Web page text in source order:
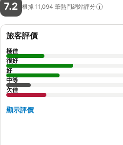
7.2 根據 11,094 筆熱門網站評分
旅客評價
極佳
很好
好
中等
欠佳
顯示評價